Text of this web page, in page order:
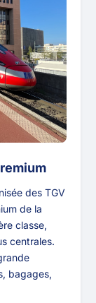
des TGV
de la
classe,
centrales.
bagages,